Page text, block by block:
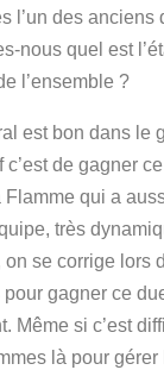
l’un des anciens
nous quel est
l’ensemble ?
est bon dans le
c’est de gagner
Flamme qui a
très
on se corrige lors
gagner ce
Même si c’est
là pour gérer